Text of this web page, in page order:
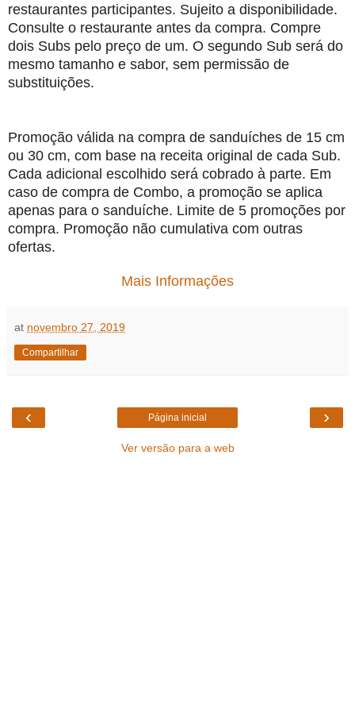
restaurantes participantes. Sujeito a disponibilidade.
Consulte o restaurante antes da compra. Compre
dois Subs pelo preço de um. O segundo Sub será do
mesmo tamanho e sabor, sem permissão de
substituições.
Promoção válida na compra de sanduíches de 15 cm
ou 30 cm, com base na receita original de cada Sub.
Cada adicional escolhido será cobrado à parte. Em
caso de compra de Combo, a promoção se aplica
apenas para o sanduíche. Limite de 5 promoções por
compra. Promoção não cumulativa com outras
ofertas.
Mais Informações
at novembro 27, 2019
Compartilhar
‹ ›
Página inicial
Ver versão para a web